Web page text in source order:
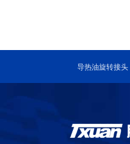
导热油旋转接头